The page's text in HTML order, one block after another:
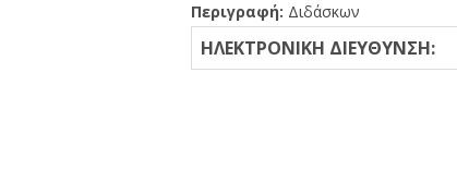
Περιγραφή: Διδάσκων
ΗΛΕΚΤΡΟΝΙΚΗ ΔΙΕΥΘΥΝΣΗ: